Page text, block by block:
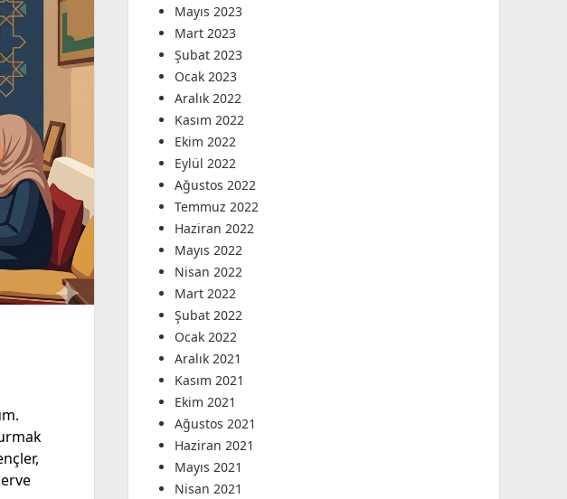
Mayıs 2023
Mart 2023
Şubat 2023
Ocak 2023
Aralık 2022
Kasım 2022
Ekim 2022
Eylül 2022
Ağustos 2022
Temmuz 2022
Haziran 2022
Mayıs 2022
Nisan 2022
Mart 2022
Şubat 2022
Ocak 2022
Aralık 2021
Kasım 2021
Ekim 2021
Ağustos 2021
Haziran 2021
Mayıs 2021
Nisan 2021